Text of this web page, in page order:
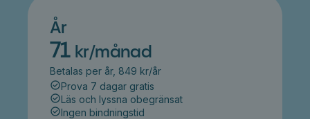
År
71 kr/månad
Betalas per år, 849 kr/år
Prova 7 dagar gratis
Läs och lyssna obegränsat
Ingen bindningstid